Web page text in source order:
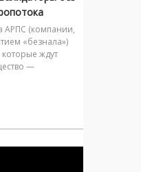
АРПС (компании,
«безнала»)
ждут
—